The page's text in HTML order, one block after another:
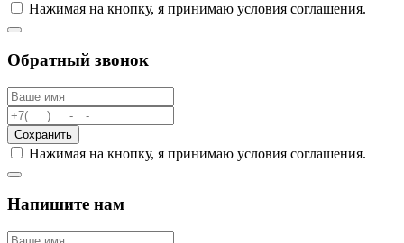
Нажимая на кнопку, я принимаю условия соглашения.
Обратный звонок
Сохранить
Нажимая на кнопку, я принимаю условия соглашения.
Напишите нам